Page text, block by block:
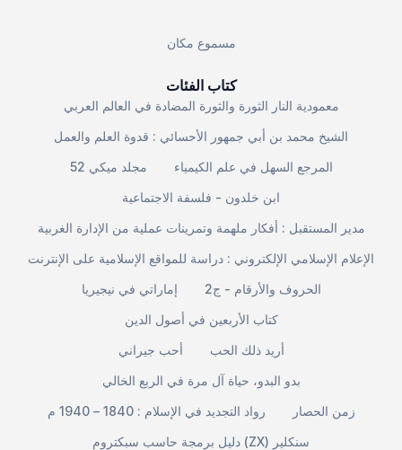
مسموع مكان
كتاب الفئات
معمودية النار الثورة والثورة المضادة في العالم العربي
الشيخ محمد بن أبي جمهور الأحسائي : قدوة العلم والعمل
مجلد ميكي 52
المرجع السهل في علم الكيمياء
ابن خلدون - فلسفة الاجتماعية
مدير المستقبل : أفكار ملهمة وتمرينات عملية من الإدارة الغربية
الإعلام الإسلامي الإلكتروني : دراسة للمواقع الإسلامية على الإنترنت
إماراتي في نيجيريا
الحروف والأرقام - ج2
كتاب الأربعين في أصول الدين
أحب جيراني
أريد ذلك الحب
بدو البدو، حياة آل مرة في الربع الخالي
رواد التجديد في الإسلام : 1840 – 1940 م
زمن الحصار
دليل برمجة حاسب سبكتروم (ZX) سنكلير